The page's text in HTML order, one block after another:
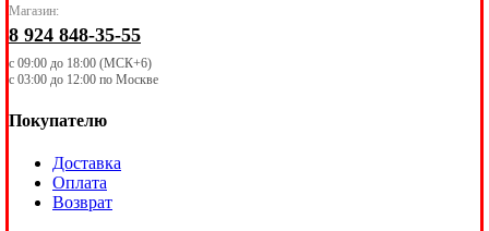
Магазин:
8 924 848-35-55
с 09:00 до 18:00 (МСК+6)
с 03:00 до 12:00 по Москве
Покупателю
Доставка
Оплата
Возврат